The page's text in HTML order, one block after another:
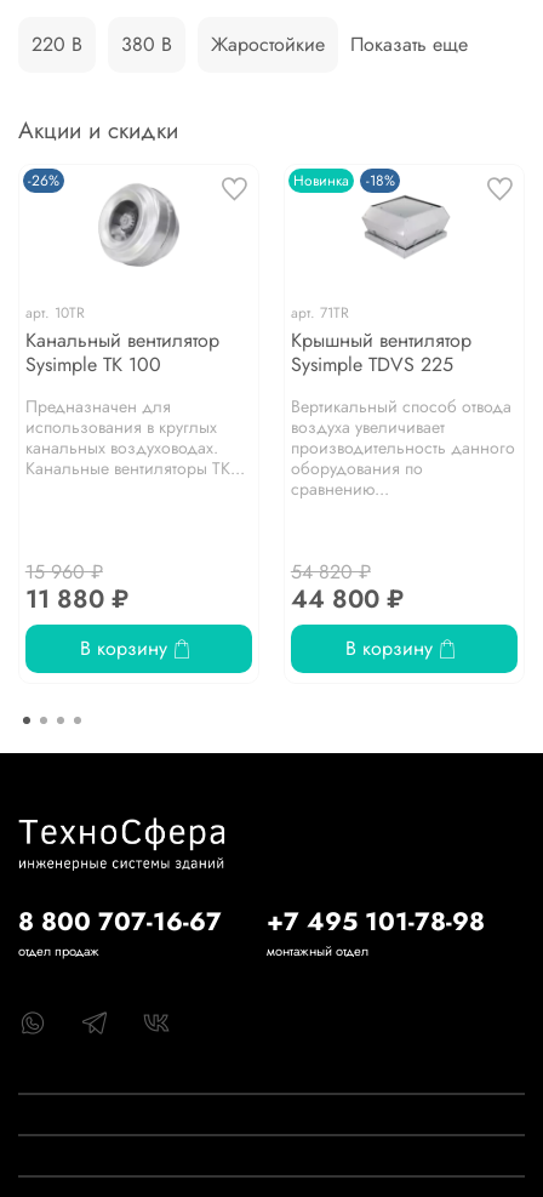
220 В 380 В Жаростойкие Показать еще
Акции и скидки
-26%
арт. 10TR
Канальный вентилятор
Sysimple TK 100
Предназначен для
использования в круглых
канальных воздуховодах.
Канальные вентиляторы TK...
15 960 ₽
11 880 ₽
В корзину
Новинка -18%
арт. 71TR
Крышный вентилятор
Sysimple TDVS 225
Вертикальный способ отвода
воздуха увеличивает
производительность данного
оборудования по
сравнению...
54 820 ₽
44 800 ₽
В корзину
8 800 707-16-67
отдел продаж
+7 495 101-78-98
монтажный отдел